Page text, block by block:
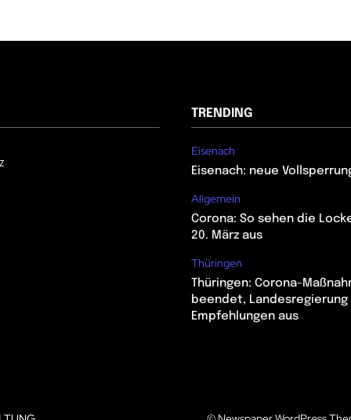
TRENDING
Eisenach
Eisenach: neue
Allgemein
Corona: So sehen die
20. März aus
Thüringen
Thüringen: Corona-
beendet,
Empfehlungen aus